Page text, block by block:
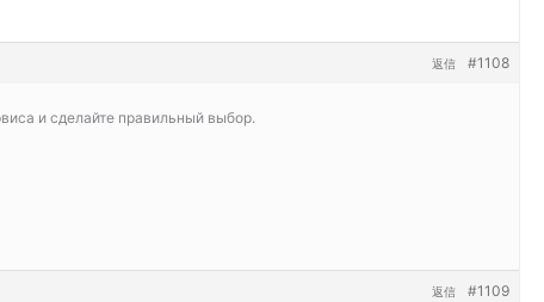
#1108
返信
и сделайте правильный выбор.
#1109
返信